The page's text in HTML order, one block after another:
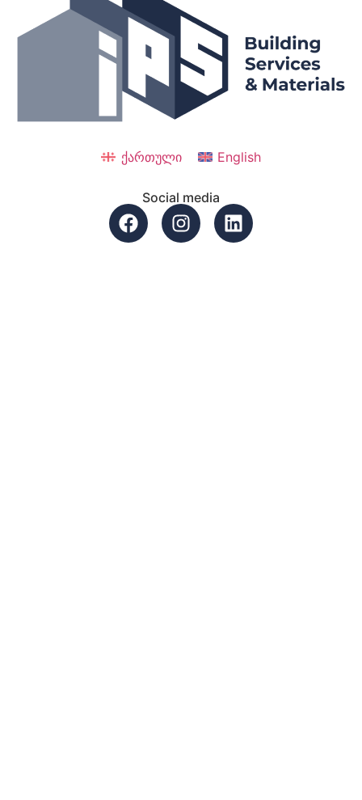
ქართული English
Social media